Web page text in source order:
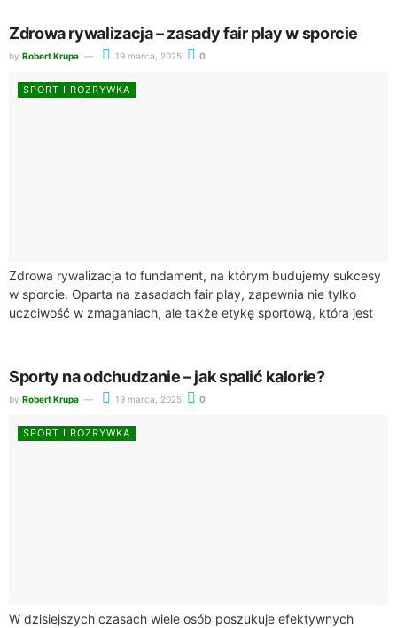
Zdrowa rywalizacja – zasady fair play w sporcie
by Robert Krupa 19 marca, 2025 0
SPORT I ROZRYWKA
Zdrowa rywalizacja to fundament, na którym budujemy sukcesy
w sporcie. Oparta na zasadach fair play, zapewnia nie tylko
uczciwość w zmaganiach, ale także etykę sportową, która jest
Sporty na odchudzanie – jak spalić kalorie?
by Robert Krupa 19 marca, 2025 0
SPORT I ROZRYWKA
W dzisiejszych czasach wiele osób poszukuje efektywnych